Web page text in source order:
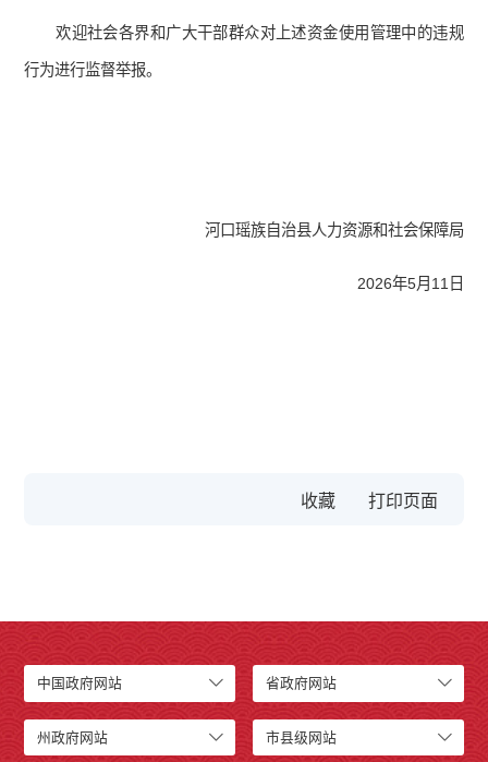
欢迎社会各界和广大干部群众对上述资金使用管理中的违规
行为进行监督举报。
河口瑶族自治县人力资源和社会保障局
2026年5月11日
收藏
中国政府网站 省政府网站
州政府网站 市县级网站